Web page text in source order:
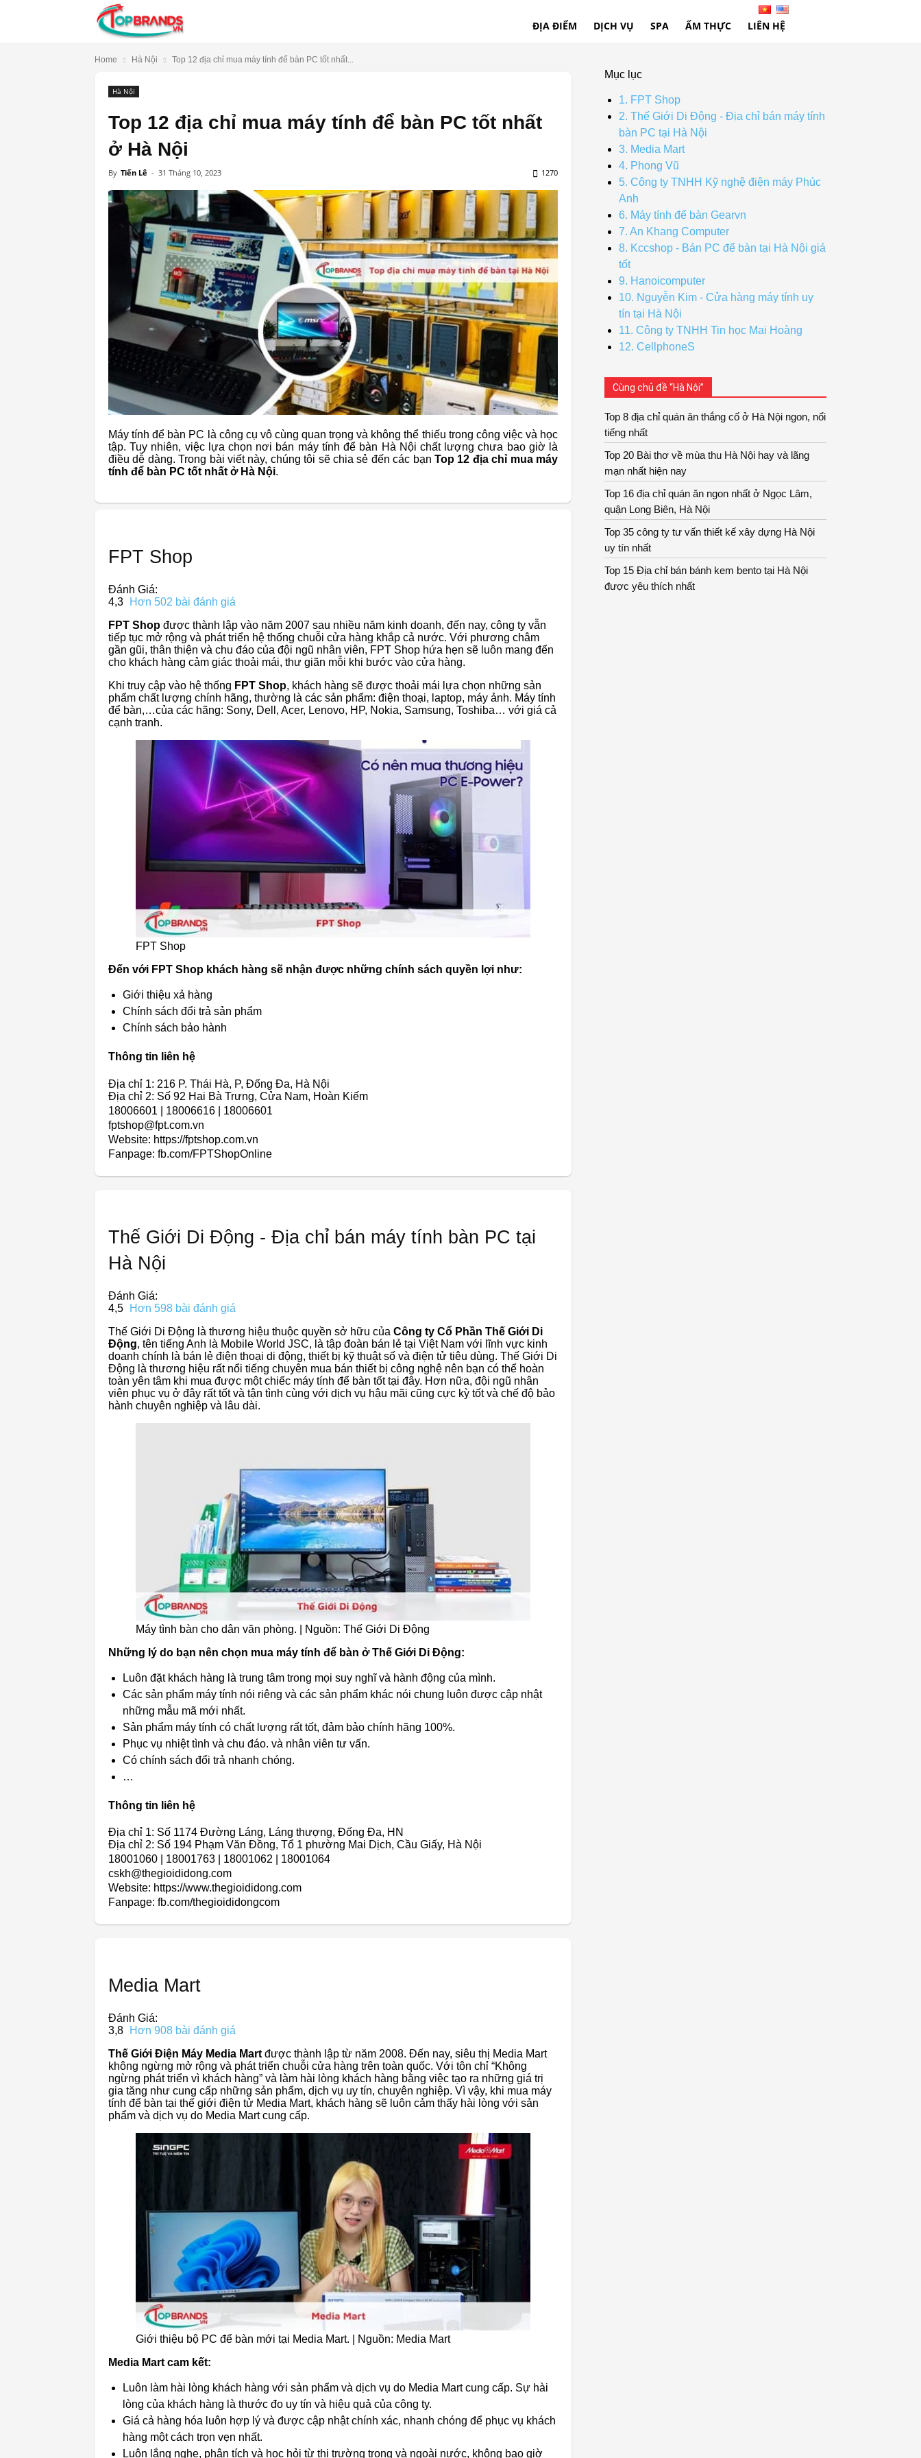
ĐỊA ĐIỂM DỊCH VỤ SPA ẨM THỰC LIÊN HỆ
Home Hà Nội Top 12 địa chỉ mua máy tính để bàn PC tốt nhất...
Hà Nội
Top 12 địa chỉ mua máy tính để bàn PC tốt nhất
ở Hà Nội
By Tiến Lê - 31 Tháng 10, 2023 1270
Máy tính để bàn PC là công cụ vô cùng quan trọng và không thể thiếu trong công việc và học
tập. Tuy nhiên, việc lựa chọn nơi bán máy tính để bàn Hà Nội chất lượng chưa bao giờ là
điều dễ dàng. Trong bài viết này, chúng tôi sẽ chia sẻ đến các bạn Top 12 địa chỉ mua máy
tính để bàn PC tốt nhất ở Hà Nội.
FPT Shop
Đánh Giá:
4,3
Hơn 502 bài đánh giá
FPT Shop được thành lập vào năm 2007 sau nhiều năm kinh doanh, đến nay, công ty vẫn
tiếp tục mở rộng và phát triển hệ thống chuỗi cửa hàng khắp cả nước. Với phương châm
gần gũi, thân thiện và chu đáo của đội ngũ nhân viên, FPT Shop hứa hẹn sẽ luôn mang đến
cho khách hàng cảm giác thoải mái, thư giãn mỗi khi bước vào cửa hàng.
Khi truy cập vào hệ thống FPT Shop, khách hàng sẽ được thoải mái lựa chọn những sản
phẩm chất lượng chính hãng, thường là các sản phẩm: điện thoại, laptop, máy ảnh. Máy tính
để bàn,…của các hãng: Sony, Dell, Acer, Lenovo, HP, Nokia, Samsung, Toshiba… với giá cả
cạnh tranh.
FPT Shop
Đến với FPT Shop khách hàng sẽ nhận được những chính sách quyền lợi như:
Giới thiệu xả hàng
Chính sách đổi trả sản phẩm
Chính sách bảo hành
Thông tin liên hệ
Địa chỉ 1: 216 P. Thái Hà, P, Đống Đa, Hà Nội
Địa chỉ 2: Số 92 Hai Bà Trưng, Cửa Nam, Hoàn Kiếm
18006601 | 18006616 | 18006601
fptshop@fpt.com.vn
Website: https://fptshop.com.vn
Fanpage: fb.com/FPTShopOnline
Thế Giới Di Động - Địa chỉ bán máy tính bàn PC tại
Hà Nội
Đánh Giá:
4,5
Hơn 598 bài đánh giá
Thế Giới Di Động là thương hiệu thuộc quyền sở hữu của Công ty Cổ Phần Thế Giới Di
Động, tên tiếng Anh là Mobile World JSC, là tập đoàn bán lẻ tại Việt Nam với lĩnh vực kinh
doanh chính là bán lẻ điện thoại di động, thiết bị kỹ thuật số và điện tử tiêu dùng. Thế Giới Di
Động là thương hiệu rất nổi tiếng chuyên mua bán thiết bị công nghệ nên bạn có thể hoàn
toàn yên tâm khi mua được một chiếc máy tính để bàn tốt tại đây. Hơn nữa, đội ngũ nhân
viên phục vụ ở đây rất tốt và tận tình cùng với dịch vụ hậu mãi cũng cực kỳ tốt và chế độ bảo
hành chuyên nghiệp và lâu dài.
Máy tình bàn cho dân văn phòng. | Nguồn: Thế Giới Di Động
Những lý do bạn nên chọn mua máy tính để bàn ở Thế Giới Di Động:
Luôn đặt khách hàng là trung tâm trong mọi suy nghĩ và hành động của mình.
Các sản phẩm máy tính nói riêng và các sản phẩm khác nói chung luôn được cập nhật
những mẫu mã mới nhất.
Sản phẩm máy tính có chất lượng rất tốt, đảm bảo chính hãng 100%.
Phục vụ nhiệt tình và chu đáo. và nhân viên tư vấn.
Có chính sách đổi trả nhanh chóng.
…
Thông tin liên hệ
Địa chỉ 1: Số 1174 Đường Láng, Láng thượng, Đống Đa, HN
Địa chỉ 2: Số 194 Phạm Văn Đồng, Tổ 1 phường Mai Dịch, Cầu Giấy, Hà Nội
18001060 | 18001763 | 18001062 | 18001064
cskh@thegioididong.com
Website: https://www.thegioididong.com
Fanpage: fb.com/thegioididongcom
Media Mart
Đánh Giá:
3,8
Hơn 908 bài đánh giá
Thế Giới Điện Máy Media Mart được thành lập từ năm 2008. Đến nay, siêu thị Media Mart
không ngừng mở rộng và phát triển chuỗi cửa hàng trên toàn quốc. Với tôn chỉ “Không
ngừng phát triển vì khách hàng” và làm hài lòng khách hàng bằng việc tạo ra những giá trị
gia tăng như cung cấp những sản phẩm, dịch vụ uy tín, chuyên nghiệp. Vì vậy, khi mua máy
tính để bàn tại thế giới điện tử Media Mart, khách hàng sẽ luôn cảm thấy hài lòng với sản
phẩm và dịch vụ do Media Mart cung cấp.
Giới thiệu bộ PC để bàn mới tại Media Mart. | Nguồn: Media Mart
Media Mart cam kết:
Luôn làm hài lòng khách hàng với sản phẩm và dịch vụ do Media Mart cung cấp. Sự hài
lòng của khách hàng là thước đo uy tín và hiệu quả của công ty.
Giá cả hàng hóa luôn hợp lý và được cập nhật chính xác, nhanh chóng để phục vụ khách
hàng một cách trọn vẹn nhất.
Luôn lắng nghe, phân tích và học hỏi từ thị trường trong và ngoài nước, không bao giờ
Mục lục
1. FPT Shop
2. Thế Giới Di Động - Địa chỉ bán máy tính
bàn PC tại Hà Nội
3. Media Mart
4. Phong Vũ
5. Công ty TNHH Kỹ nghệ điện máy Phúc
Anh
6. Máy tính để bàn Gearvn
7. An Khang Computer
8. Kccshop - Bán PC để bàn tại Hà Nội giá
tốt
9. Hanoicomputer
10. Nguyễn Kim - Cửa hàng máy tính uy
tín tại Hà Nội
11. Công ty TNHH Tin học Mai Hoàng
12. CellphoneS
Cùng chủ đề “Hà Nội”
Top 8 địa chỉ quán ăn thắng cố ở Hà Nội ngon, nổi
tiếng nhất
Top 20 Bài thơ về mùa thu Hà Nội hay và lãng
mạn nhất hiện nay
Top 16 địa chỉ quán ăn ngon nhất ở Ngọc Lâm,
quận Long Biên, Hà Nội
Top 35 công ty tư vấn thiết kế xây dựng Hà Nội
uy tín nhất
Top 15 Địa chỉ bán bánh kem bento tại Hà Nội
được yêu thích nhất